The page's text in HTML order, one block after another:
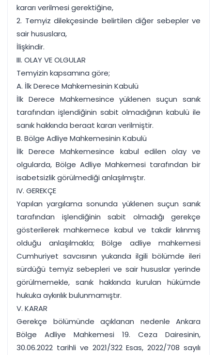
kararı verilmesi gerektiğine,
2. Temyiz dilekçesinde belirtilen diğer sebepler ve
sair hususlara,
İlişkindir.
III. OLAY VE OLGULAR
Temyizin kapsamına göre;
A. İlk Derece Mahkemesinin Kabulü
İlk Derece Mahkemesince yüklenen suçun sanık
tarafından işlendiğinin sabit olmadığının kabulü ile
sanık hakkında beraat kararı verilmiştir.
B. Bölge Adliye Mahkemesinin Kabulü
İlk Derece Mahkemesince kabul edilen olay ve
olgularda, Bölge Adliye Mahkemesi tarafından bir
isabetsizlik görülmediği anlaşılmıştır.
IV. GEREKÇE
Yapılan yargılama sonunda yüklenen suçun sanık
tarafından işlendiğinin sabit olmadığı gerekçe
gösterilerek mahkemece kabul ve takdir kılınmış
olduğu anlaşılmakla; Bölge adliye mahkemesi
Cumhuriyet savcısının yukarıda ilgili bölümde ileri
sürdüğü temyiz sebepleri ve sair hususlar yerinde
görülmemekle, sanık hakkında kurulan hükümde
hukuka aykırılık bulunmamıştır.
V. KARAR
Gerekçe bölümünde açıklanan nedenle Ankara
Bölge Adliye Mahkemesi 19. Ceza Dairesinin,
30.06.2022 tarihli ve 2021/322 Esas, 2022/708 sayılı